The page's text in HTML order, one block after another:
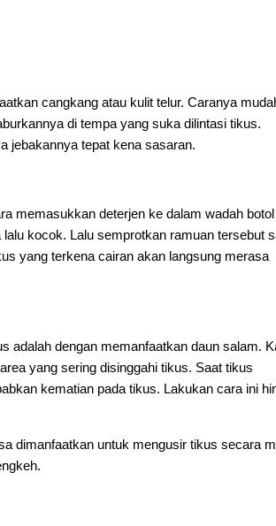
cangkang atau kulit telur. Caranya
di tempa yang suka dilintasi tikus.
jebakannya tepat kena sasaran.
memasukkan deterjen ke dalam wadah
kocok. Lalu semprotkan ramuan tersebut
yang terkena cairan akan langsung merasa
adalah dengan memanfaatkan daun salam.
yang sering disinggahi tikus. Saat tikus
kematian pada tikus. Lakukan cara ini
dimanfaatkan untuk mengusir tikus secara